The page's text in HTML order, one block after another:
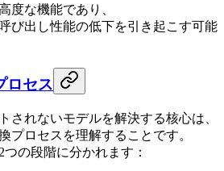
度な機能であり、
び出し性能の低下を引き起こす可能
ロセス
されないモデルを解決する核心は、
プロセスを理解することです。
の段階に分かれます：